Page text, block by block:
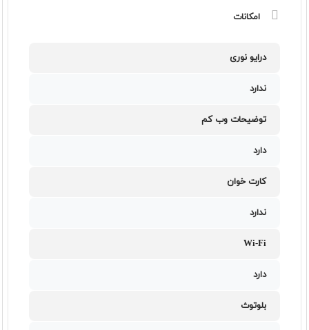
امکانات
درایو نوری
ندارد
توضیحات وب کم
دارد
کارت خوان
ندارد
Wi-Fi
دارد
بلوتوث